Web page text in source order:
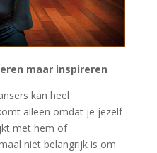
maar inspireren
kan heel
alleen omdat je jezelf
met hem of
niet belangrijk is om